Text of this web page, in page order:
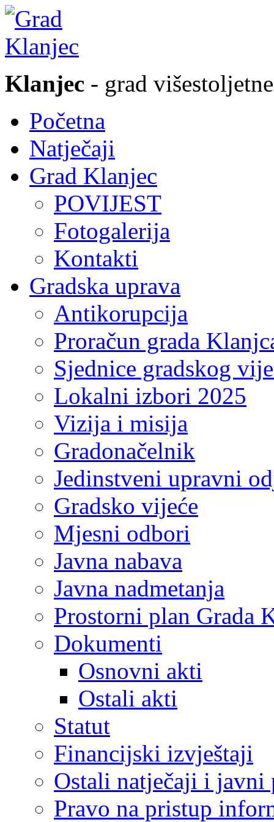
Klanjec - grad
Početna
Natječaji
Grad Klanjec
POVIJEST
Fotogalerija
Kontakti
Gradska uprava
Antikorupcija
Proračun grada
Sjednice gradskog
Lokalni izbori 2025
Vizija i misija
Gradonačelnik
Jedinstveni upravni
Gradsko vijeće
Mjesni odbori
Javna nabava
Javna nadmetanja
Prostorni plan Grada
Dokumenti
Osnovni akti
Ostali akti
Statut
Financijski izvještaji
Ostali natječaji i javni
Pravo na pristup